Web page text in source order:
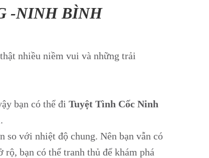
-NINH BÌNH
nhiều niềm vui và những trải
bạn có thể đi Tuyệt Tình Cốc Ninh
so với nhiệt độ chung. Nên bạn vẫn có
bạn có thể tranh thủ để khám phá